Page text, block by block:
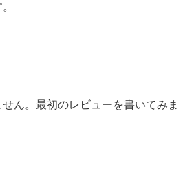
ん。最初のレビューを書いてみま